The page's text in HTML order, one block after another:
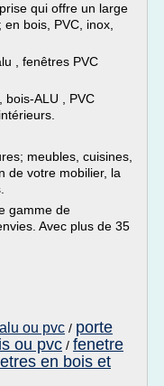
qui offre un large
bois, PVC, inox,
, fenêtres PVC
bois-ALU , PVC
meubles, cuisines,
de votre mobilier, la
gamme de
Avec plus de 35
ou pvc / porte
ou pvc / fenetre
en bois et